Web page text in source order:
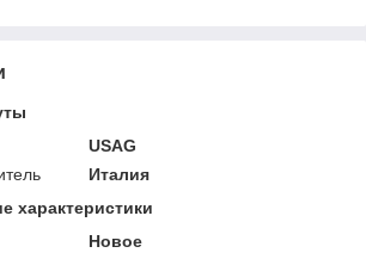
USAG
Италия
характеристики
Новое